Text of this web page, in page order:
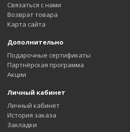
Связаться с нами
Возврат товара
Карта сайта
Дополнительно
Подарочные сертификаты
Партнёрская программа
Акции
Личный кабинет
Личный кабинет
История заказа
Закладки